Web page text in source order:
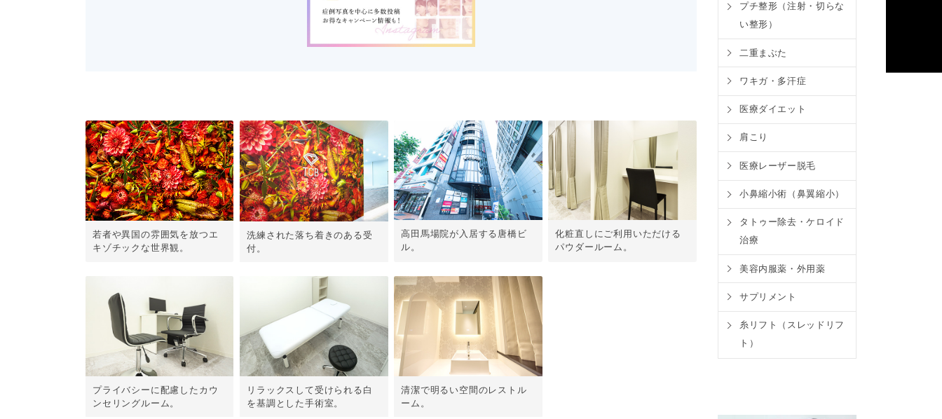
若者や異国の雰囲気を放つエ
キゾチックな世界観。
洗練された落ち着きのある受
付。
高田馬場院が入居する唐橋ビ
ル。
化粧直しにご利用いただける
パウダールーム。
プライバシーに配慮したカウ
ンセリングルーム。
リラックスして受けられる白
を基調とした手術室。
清潔で明るい空間のレストル
ーム。
プチ整形（注射・切らな
い整形）
二重まぶた
ワキガ・多汗症
医療ダイエット
肩こり
医療レーザー脱毛
小鼻縮小術（鼻翼縮小）
タトゥー除去・ケロイド
治療
美容内服薬・外用薬
サプリメント
糸リフト（スレッドリフ
ト）